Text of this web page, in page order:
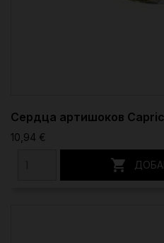
Сердца артишоков
10,94 €
